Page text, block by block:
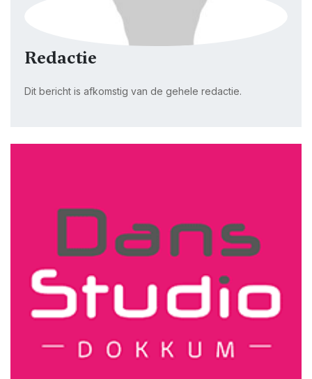
Redactie
Dit bericht is afkomstig van de gehele redactie.